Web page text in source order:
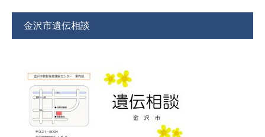
金沢市遺伝相談